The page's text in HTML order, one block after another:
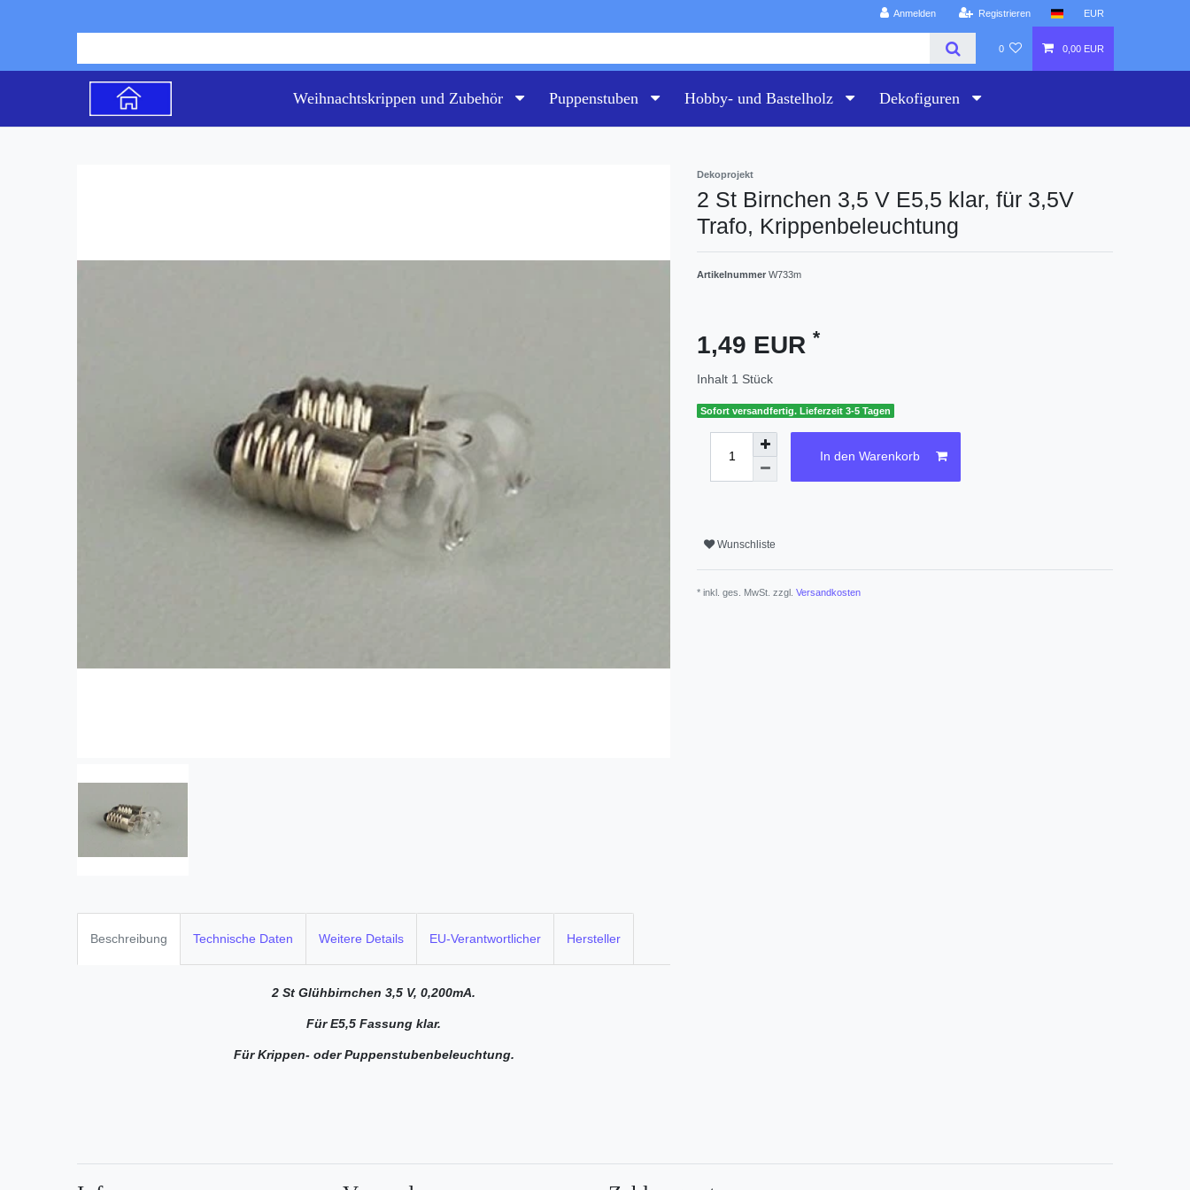
Anmelden Registrieren EUR
0 0,00 EUR
Weihnachtskrippen und Zubehör Puppenstuben Hobby- und Bastelholz Dekofiguren
Dekoprojekt
2 St Birnchen 3,5 V E5,5 klar, für 3,5V
Trafo, Krippenbeleuchtung
Artikelnummer W733m
1,49 EUR *
Inhalt 1 Stück
Sofort versandfertig. Lieferzeit 3-5 Tagen
In den Warenkorb
Wunschliste
* inkl. ges. MwSt. zzgl. Versandkosten
Beschreibung Technische Daten Weitere Details EU-Verantwortlicher Hersteller
2 St Glühbirnchen 3,5 V, 0,200mA.
Für E5,5 Fassung klar.
Für Krippen- oder Puppenstubenbeleuchtung.